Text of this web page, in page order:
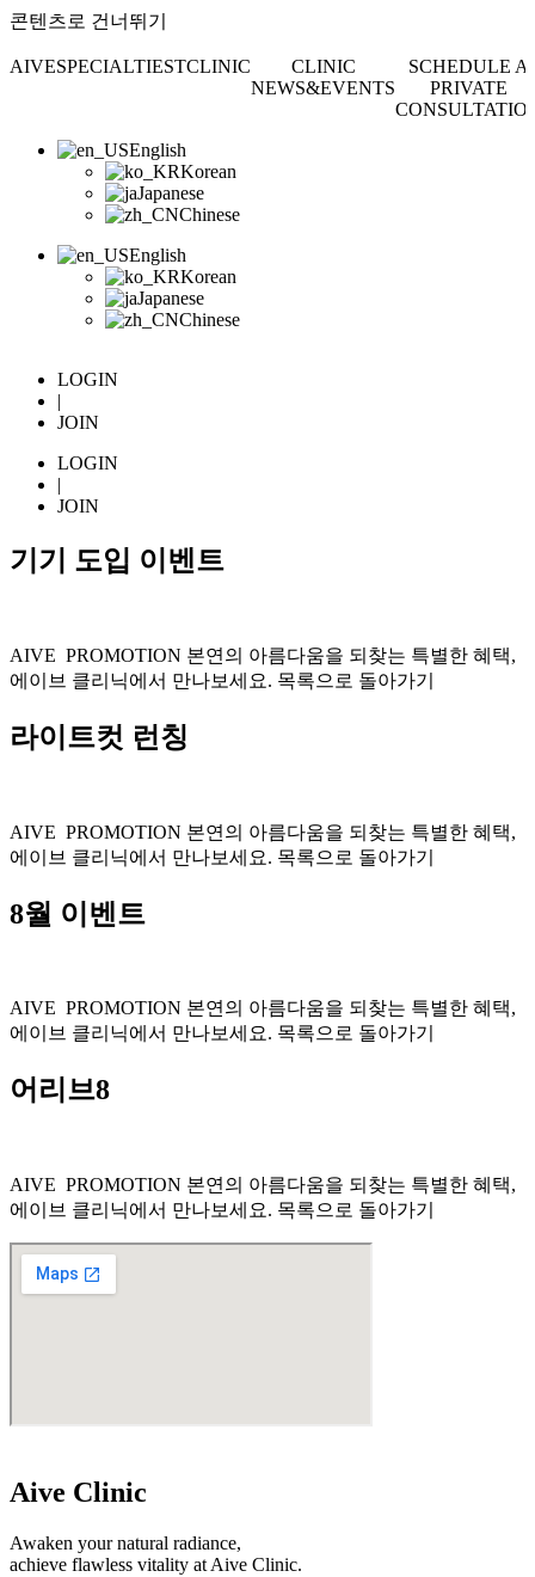
콘텐츠로 건너뛰기
AIVESPECIALTIESTCLINIC
CLINIC
NEWS&EVENTS
SCHEDULE A
PRIVATE
English
Korean
Japanese
Chinese
English
Korean
Japanese
Chinese
LOGIN
|
JOIN
LOGIN
|
JOIN
기기 도입 이벤트
AIVE PROMOTION 본연의 아름다움을 되찾는 특별한 혜택,
에이브 클리닉에서 만나보세요. 목록으로 돌아가기
라이트컷 런칭
AIVE PROMOTION 본연의 아름다움을 되찾는 특별한 혜택,
에이브 클리닉에서 만나보세요. 목록으로 돌아가기
8월 이벤트
AIVE PROMOTION 본연의 아름다움을 되찾는 특별한 혜택,
에이브 클리닉에서 만나보세요. 목록으로 돌아가기
어리브8
AIVE PROMOTION 본연의 아름다움을 되찾는 특별한 혜택,
에이브 클리닉에서 만나보세요. 목록으로 돌아가기
Aive Clinic
Awaken your natural radiance,
achieve flawless vitality at Aive Clinic.